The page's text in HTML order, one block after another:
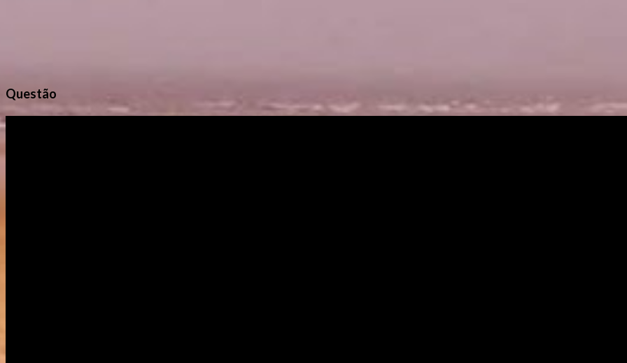
Questão